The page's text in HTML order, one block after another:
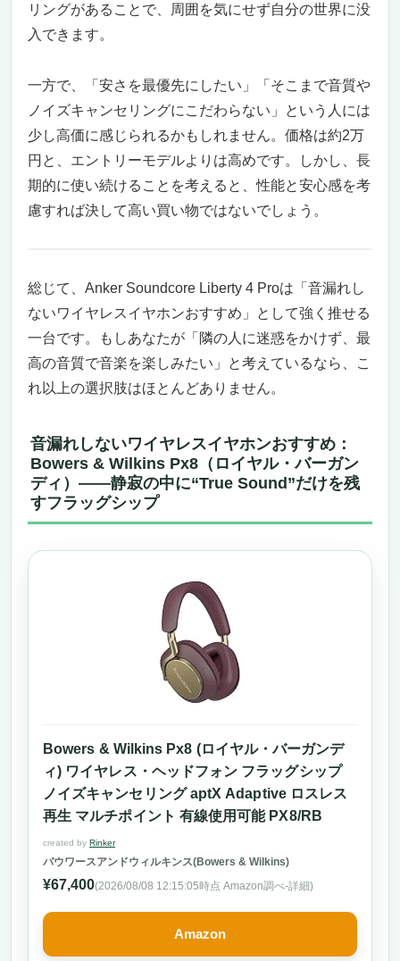
リングがあることで、周囲を気にせず自分の世界に没
入できます。
一方で、「安さを最優先にしたい」「そこまで音質や
ノイズキャンセリングにこだわらない」という人には
少し高価に感じられるかもしれません。価格は約2万
円と、エントリーモデルよりは高めです。しかし、長
期的に使い続けることを考えると、性能と安心感を考
慮すれば決して高い買い物ではないでしょう。
総じて、Anker Soundcore Liberty 4 Proは「音漏れし
ないワイヤレスイヤホンおすすめ」として強く推せる
一台です。もしあなたが「隣の人に迷惑をかけず、最
高の音質で音楽を楽しみたい」と考えているなら、こ
れ以上の選択肢はほとんどありません。
音漏れしないワイヤレスイヤホンおすすめ：
Bowers & Wilkins Px8（ロイヤル・バーガン
ディ）——静寂の中に“True Sound”だけを残
すフラッグシップ
Bowers & Wilkins Px8 (ロイヤル・バーガンデ
ィ) ワイヤレス・ヘッドフォン フラッグシップ
ノイズキャンセリング aptX Adaptive ロスレス
再生 マルチポイント 有線使用可能 PX8/RB
created by Rinker
バウワースアンドウィルキンス(Bowers & Wilkins)
¥67,400(2026/08/08 12:15:05時点 Amazon調べ-詳細)
Amazon